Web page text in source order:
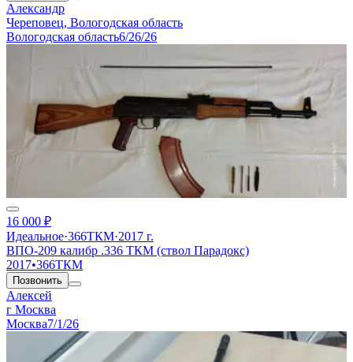
Александр
Череповец, Вологодская область
Вологодская область6/26/26
16 000 ₽
Идеальное·366ТКМ·2017 г.
ВПО-209 калибр .336 ТКМ (ствол Парадокс)
2017•366ТКМ
Позвонить
Алексей
г Москва
Москва7/1/26